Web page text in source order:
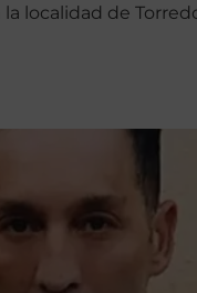
localidad de